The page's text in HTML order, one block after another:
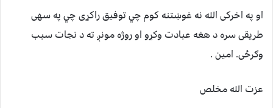
او په اخرکی الله نه غوښتنه کوم چي توفيق راکړی چي په سهی
طريقی سره د هغه عبادت وکړو او روژه مونږ ته د نجات سبب
وګرځی. امين .
عزت الله مخلص